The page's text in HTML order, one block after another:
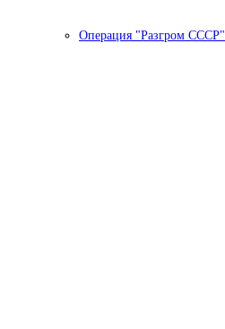
Операция "Разгром СССР"